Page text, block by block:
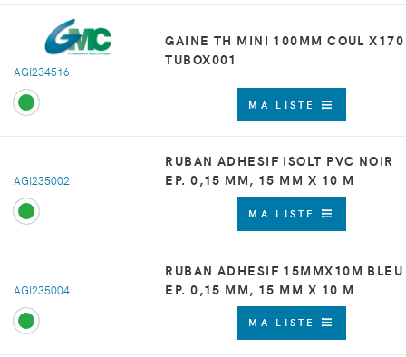
AGI234516
GAINE TH MINI 100MM COUL X170
TUBOX001
MA LISTE
AGI235002
RUBAN ADHESIF ISOLT PVC NOIR
EP. 0,15 MM, 15 MM X 10 M
MA LISTE
AGI235004
RUBAN ADHESIF 15MMX10M BLEU
EP. 0,15 MM, 15 MM X 10 M
MA LISTE